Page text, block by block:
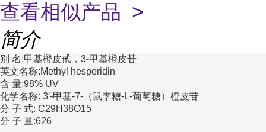
查看相似产品 >
简介
别 名:甲基橙皮甙，3-甲基橙皮苷
英文名称:Methyl hesperidin
含 量:98% UV
化学名称: 3′-甲基-7-（鼠李糖-L-葡萄糖）橙皮苷
分 子 式: C29H38O15
分 子 量:626